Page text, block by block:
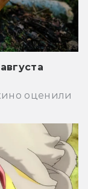
оценили